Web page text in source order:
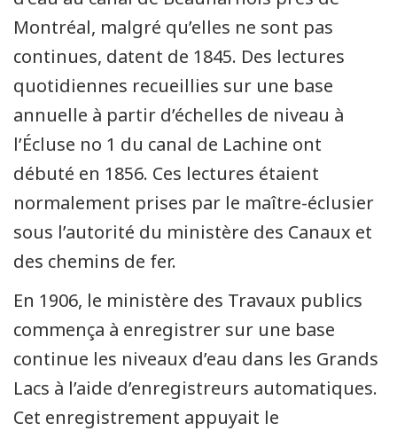
Montréal, malgré qu’elles ne sont pas
continues, datent de 1845. Des lectures
quotidiennes recueillies sur une base
annuelle à partir d’échelles de niveau à
l’Écluse no 1 du canal de Lachine ont
débuté en 1856. Ces lectures étaient
normalement prises par le maître-éclusier
sous l’autorité du ministère des Canaux et
des chemins de fer.
En 1906, le ministère des Travaux publics
commença à enregistrer sur une base
continue les niveaux d’eau dans les Grands
Lacs à l’aide d’enregistreurs automatiques.
Cet enregistrement appuyait le